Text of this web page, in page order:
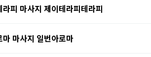
피 마사지 제이테라피테라피
마 마사지 일번아로마